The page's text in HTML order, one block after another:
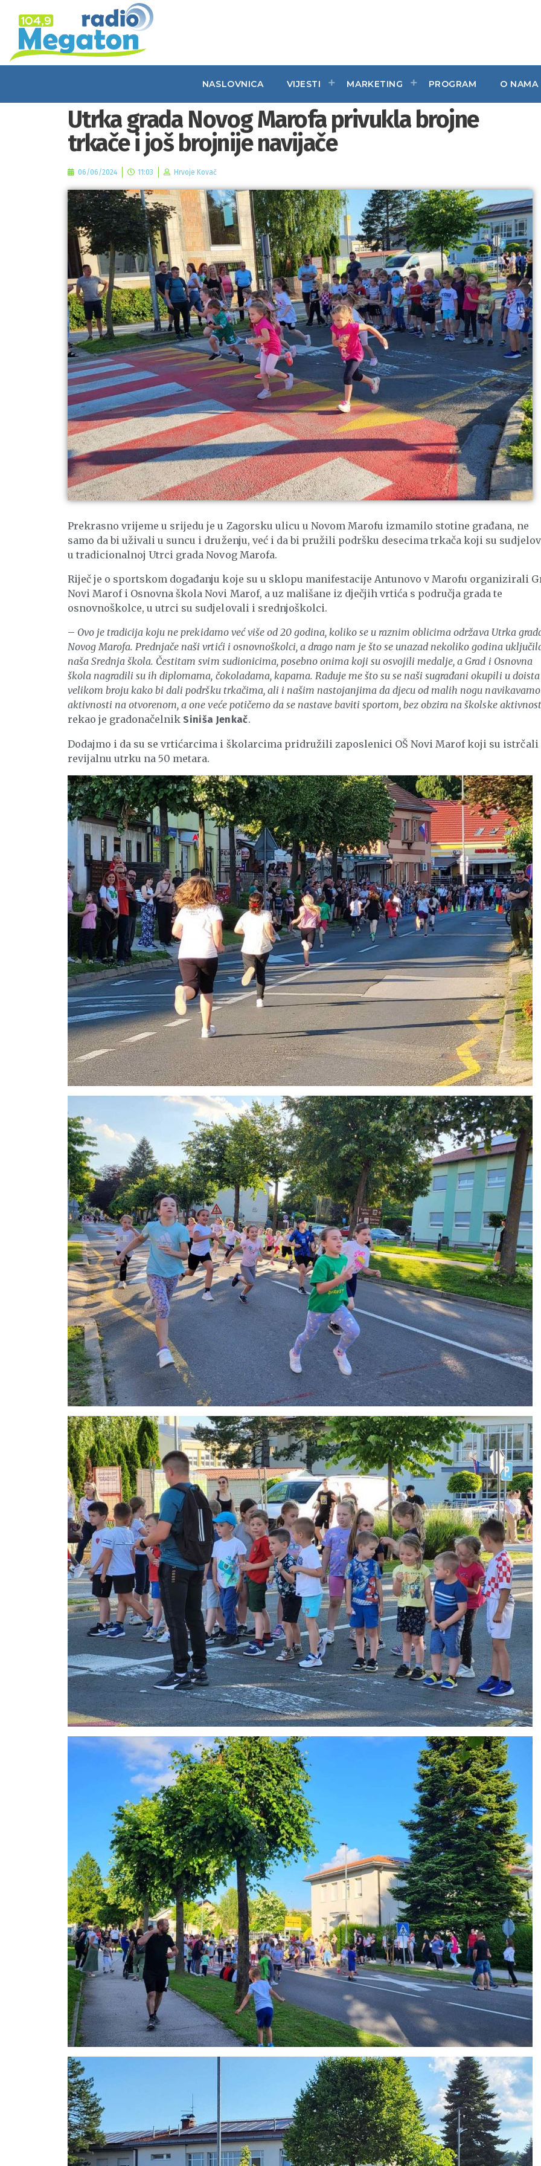
NASLOVNICA VIJESTI MARKETING PROGRAM O NAMA
Utrka grada Novog Marofa privukla brojne
trkače i još brojnije navijače
06/06/2024 11:03 Hrvoje Kovač
Prekrasno vrijeme u srijedu je u Zagorsku ulicu u Novom Marofu izmamilo stotine građana, ne
samo da bi uživali u suncu i druženju, već i da bi pružili podršku desecima trkača koji su
u tradicionalnoj Utrci grada Novog Marofa.
Riječ je o sportskom događanju koje su u sklopu manifestacije Antunovo v Marofu organizirali
Novi Marof i Osnovna škola Novi Marof, a uz mališane iz dječjih vrtića s područja grada te
osnovnoškolce, u utrci su sudjelovali i srednjoškolci.
– Ovo je tradicija koju ne prekidamo već više od 20 godina, koliko se u raznim oblicima održava Utrka
Novog Marofa. Prednjače naši vrtići i osnovnoškolci, a drago nam je što se unazad nekoliko godina
naša Srednja škola. Čestitam svim sudionicima, posebno onima koji su osvojili medalje, a Grad i Osnovna
škola nagradili su ih diplomama, čokoladama, kapama. Raduje me što su se naši sugrađani okupili u doista
velikom broju kako bi dali podršku trkačima, ali i našim nastojanjima da djecu od malih nogu
aktivnosti na otvorenom, a one veće potičemo da se nastave baviti sportom, bez obzira na školske
rekao je gradonačelnikSiniša Jenkač.
Dodajmo i da su se vrtićarcima i školarcima pridružili zaposlenici OŠ Novi Marof koji su istrčali
revijalnu utrku na 50 metara.